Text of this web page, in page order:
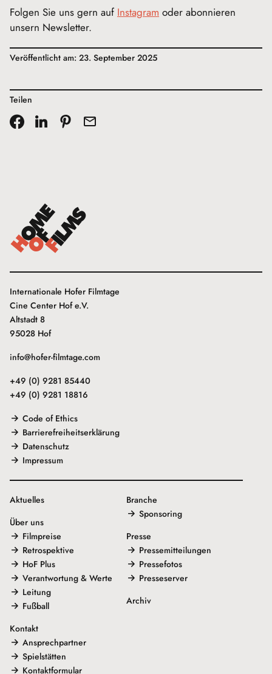
Folgen Sie uns gern auf Instagram oder abonnieren
unsern Newsletter.
Veröffentlicht am: 23. September 2025
Teilen
Internationale Hofer Filmtage
Cine Center Hof e.V.
Altstadt 8
95028 Hof
info@hofer-filmtage.com
+49 (0) 9281 85440
+49 (0) 9281 18816
Code of Ethics
Barrierefreiheitserklärung
Datenschutz
Impressum
Aktuelles
Über uns
Filmpreise
Retrospektive
HoF Plus
Verantwortung & Werte
Leitung
Fußball
Kontakt
Ansprechpartner
Spielstätten
Kontaktformular
Branche
Sponsoring
Presse
Pressemitteilungen
Pressefotos
Presseserver
Archiv